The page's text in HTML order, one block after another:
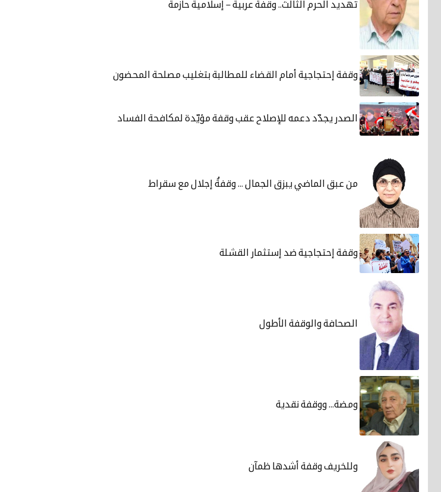
تهديد الحرم الثالث.. وقفة عربية – إسلامية حازمة
وقفة إحتجاجية أمام القضاء للمطالبة بتغليب مصلحة المحضون
الصدر يجدّد دعمه للإصلاح عقب وقفة مؤيّدة لمكافحة الفساد
من عبق الماضي يبزق الجمال ... وقفةُ إجلال مع سقراط
وقفة إحتجاجية ضد إستثمار القشلة
الصحافة والوقفة الأطول
ومضة... ووقفة نقدية
وللخريف وقفة أشدها ظمآن